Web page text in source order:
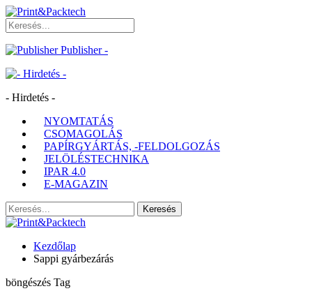
Publisher -
- Hirdetés -
NYOMTATÁS
CSOMAGOLÁS
PAPÍRGYÁRTÁS, -FELDOLGOZÁS
JELÖLÉSTECHNIKA
IPAR 4.0
E-MAGAZIN
Kezdőlap
Sappi gyárbezárás
böngészés Tag